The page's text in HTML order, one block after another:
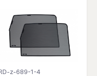
z-689-1-4